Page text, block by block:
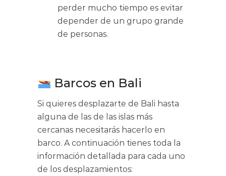
perder mucho tiempo es evitar
depender de un grupo grande
de personas.
Barcos en Bali
Si quieres desplazarte de Bali hasta
alguna de las de las islas más
cercanas necesitarás hacerlo en
barco. A continuación tienes toda la
información detallada para cada uno
de los desplazamientos: